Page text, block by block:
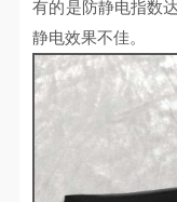
有的是防静电指数
静电效果不佳。